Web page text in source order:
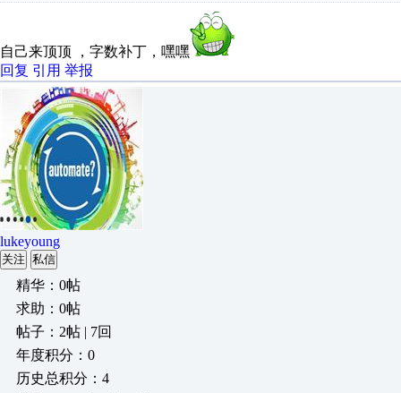
自己来顶顶 ，字数补丁，嘿嘿
回复 引用 举报
lukeyoung
关注 私信
精华：0帖
求助：0帖
帖子：2帖 | 7回
年度积分：0
历史总积分：4